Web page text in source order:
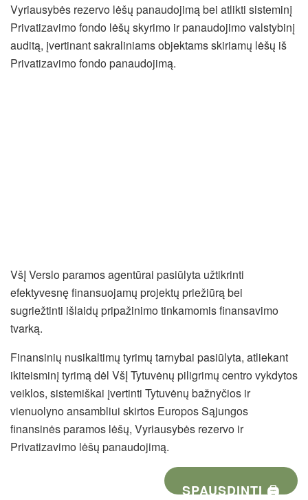
Vyriausybės rezervo lėšų panaudojimą bei atlikti sisteminį
Privatizavimo fondo lėšų skyrimo ir panaudojimo valstybinį
auditą, įvertinant sakraliniams objektams skiriamų lėšų iš
Privatizavimo fondo panaudojimą.
VšĮ Verslo paramos agentūrai pasiūlyta užtikrinti
efektyvesnę finansuojamų projektų priežiūrą bei
sugriežtinti išlaidų pripažinimo tinkamomis finansavimo
tvarką.
Finansinių nusikaltimų tyrimų tarnybai pasiūlyta, atliekant
ikiteisminį tyrimą dėl VšĮ Tytuvėnų piligrimų centro vykdytos
veiklos, sistemiškai įvertinti Tytuvėnų bažnyčios ir
vienuolyno ansambliui skirtos Europos Sąjungos
finansinės paramos lėšų, Vyriausybės rezervo ir
Privatizavimo lėšų panaudojimą.
SPAUSDINTI 🖨